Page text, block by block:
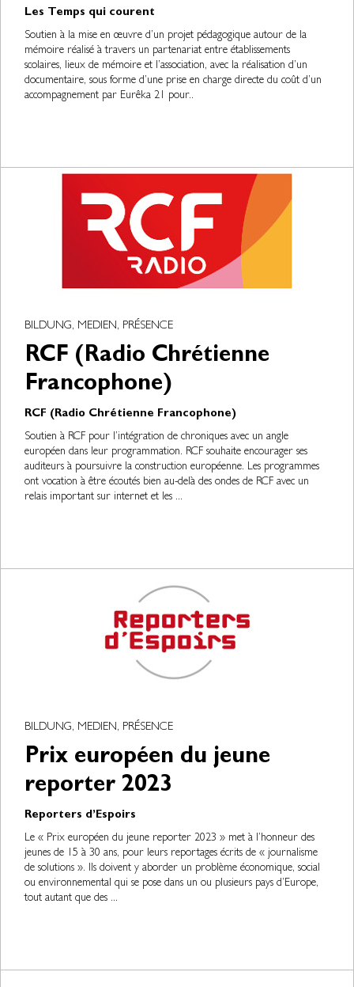
Les Temps qui courent
Soutien à la mise en œuvre d’un projet pédagogique autour de la
mémoire réalisé à travers un partenariat entre établissements
scolaires, lieux de mémoire et l’association, avec la réalisation d’un
documentaire, sous forme d’une prise en charge directe du coût d’un
accompagnement par Eurêka 21 pour..
BILDUNG, MEDIEN, PRÉSENCE
RCF (Radio Chrétienne
Francophone)
RCF (Radio Chrétienne Francophone)
Soutien à RCF pour l’intégration de chroniques avec un angle
européen dans leur programmation. RCF souhaite encourager ses
auditeurs à poursuivre la construction européenne. Les programmes
ont vocation à être écoutés bien au-delà des ondes de RCF avec un
relais important sur internet et les ...
BILDUNG, MEDIEN, PRÉSENCE
Prix européen du jeune
reporter 2023
Reporters d’Espoirs
Le « Prix européen du jeune reporter 2023 » met à l’honneur des
jeunes de 15 à 30 ans, pour leurs reportages écrits de « journalisme
de solutions ». Ils doivent y aborder un problème économique, social
ou environnemental qui se pose dans un ou plusieurs pays d’Europe,
tout autant que des ...